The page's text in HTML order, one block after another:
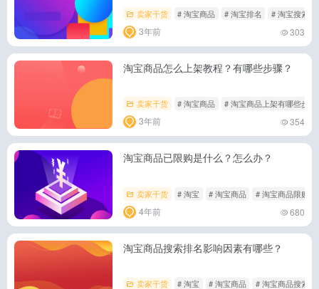
卖家干货 # 淘宝商品 # 淘宝排名 # 淘宝搜索
3年前 303
淘宝商品怎么上架教程？有哪些步骤？
卖家干货 # 淘宝商品 # 淘宝商品上架有哪些步骤
3年前 354
淘宝商品已限购是什么？怎么办？
卖家干货 # 淘宝 # 淘宝商品 # 淘宝商品限购
4年前 680
淘宝商品搜索排名影响因素有哪些？
卖家干货 # 淘宝 # 淘宝商品 # 淘宝商品搜索